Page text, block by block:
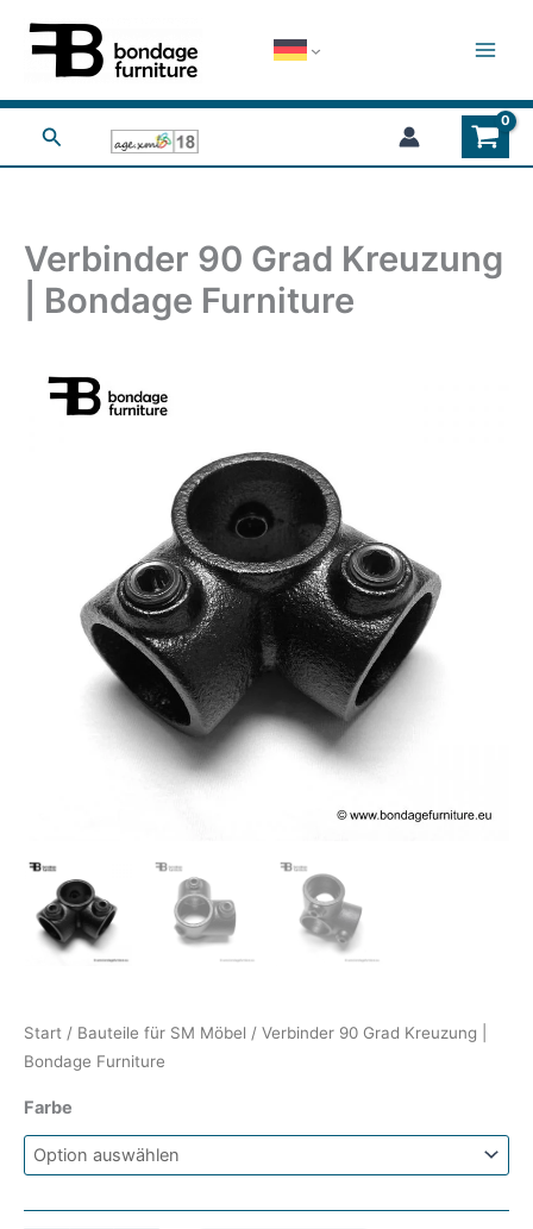
Inhalt
springen
Suchen
Verbinder 90 Grad Kreuzung
| Bondage Furniture
Start / Bauteile für SM Möbel / Verbinder 90 Grad Kreuzung |
Bondage Furniture
Farbe